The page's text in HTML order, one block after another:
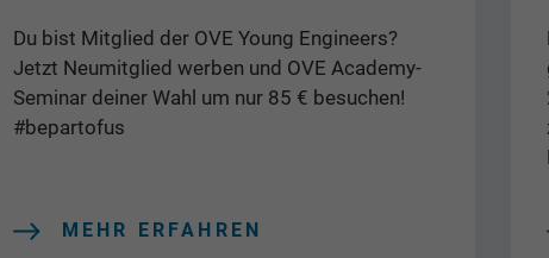
Du bist Mitglied der OVE Young Engineers?
Jetzt Neumitglied werben und OVE Academy-
Seminar deiner Wahl um nur 85 € besuchen!
#bepartofus
MEHR ERFAHREN